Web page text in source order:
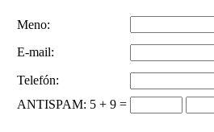
Meno:
E-mail:
Telefón:
ANTISPAM: 5 + 9 =